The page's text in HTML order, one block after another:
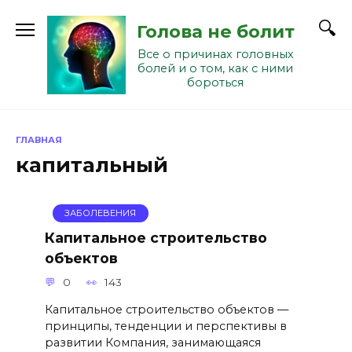
содержанию
Голова не болит
Все о причинах головных
болей и о том, как с ними
бороться
ГЛАВНАЯ
капитальный
ЗАБОЛЕВЕНИЯ
Капитальное строительство
объектов
0 143
Капитальное строительство объектов —
принципы, тенденции и перспективы в
развитии Компания, занимающаяся